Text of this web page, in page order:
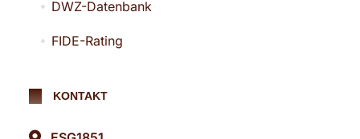
DWZ-Datenbank
FIDE-Rating
KONTAKT